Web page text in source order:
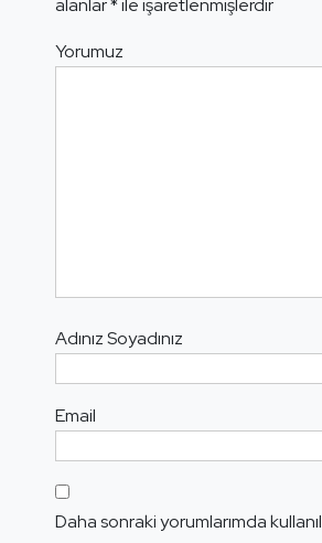
alanlar*ile işaretlenmişlerdir
Yorumuz
Adınız Soyadınız
Email
Daha sonraki yorumlarımda